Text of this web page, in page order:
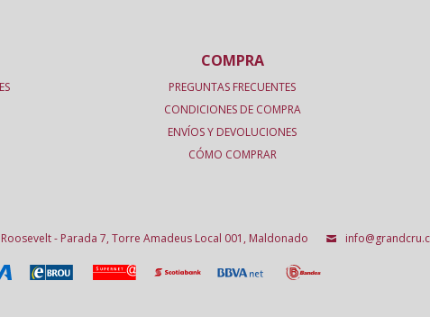
- Parada 7, Torre Amadeus Local 001, Maldonado
COMPRA
PREGUNTAS FRECUENTES
CONDICIONES DE COMPRA
ENVÍOS Y DEVOLUCIONES
CÓMO COMPRAR